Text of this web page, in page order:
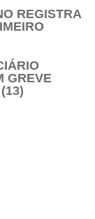
REGISTRA
GREVE